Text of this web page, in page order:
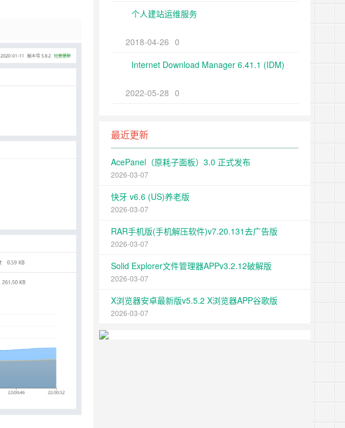
个人建站运维服务
2018-04-26 0
Internet Download Manager 6.41.1 (IDM)
2022-05-28 0
最近更新
AcePanel（原耗子面板）3.0 正式发布
2026-03-07
快牙 v6.6 (US)养老版
2026-03-07
RAR手机版(手机解压软件)v7.20.131去广告版
2026-03-07
Solid Explorer文件管理器APPv3.2.12破解版
2026-03-07
X浏览器安卓最新版v5.5.2 X浏览器APP谷歌版
2026-03-07